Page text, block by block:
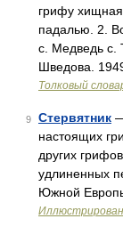
грифу
падалью. 2.
с. Медведь с.
Шведова.
Толковый
9 Стервятник
настоящих
других
удлиненных
Южной